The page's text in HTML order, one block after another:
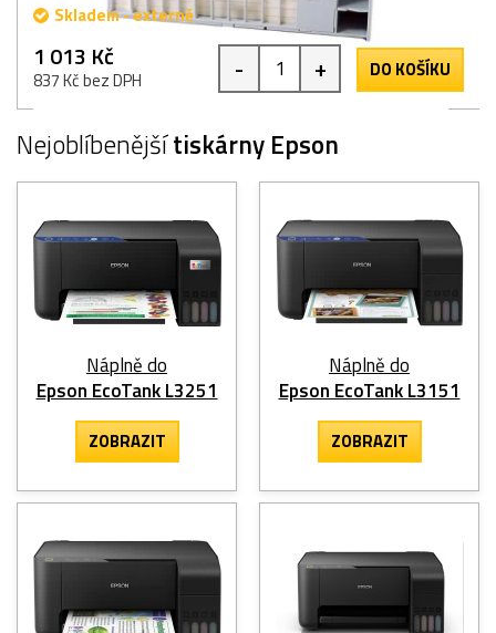
Skladem - externě
1 013 Kč
837 Kč bez DPH - + DO KOŠÍKU
Nejoblíbenějšítiskárny Epson
Náplně do
Epson EcoTank L3251
ZOBRAZIT
Náplně do
Epson EcoTank L3151
ZOBRAZIT